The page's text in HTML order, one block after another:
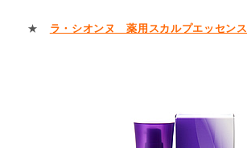
★ ラ・シオンヌ 薬用スカルプエッセンス